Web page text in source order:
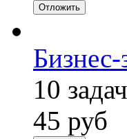
Отложить
10 задач
45 руб